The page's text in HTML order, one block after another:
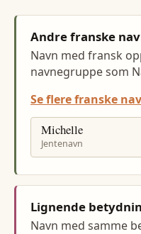
Andre franske
Navn med fransk
navnegruppe som
Se flere franske
Michelle
Jentenavn
Lignende
Navn med samme